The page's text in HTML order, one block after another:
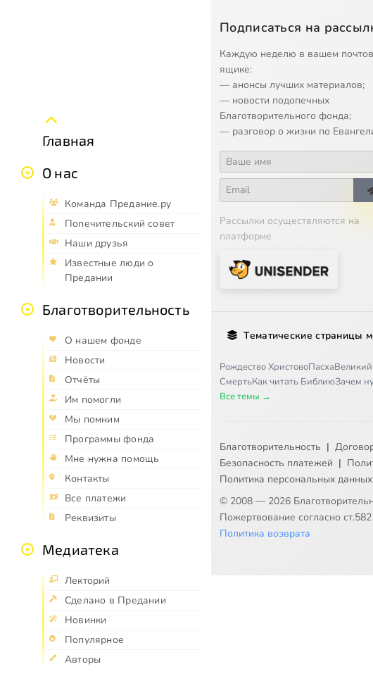
Главная
О нас
Команда Предание.ру
Попечительский совет
Наши друзья
Известные люди о
Предании
Благотворительность
О нашем фонде
Новости
Отчёты
Им помогли
Мы помним
Программы фонда
Мне нужна помощь
Контакты
Все платежи
Реквизиты
Медиатека
Лекторий
Сделано в Предании
Новинки
Популярное
Авторы
Подписаться на
Каждую неделю в вашем
ящике:
— анонсы лучших материалов;
— новости подопечных
Благотворительного фонда;
— разговор о жизни по
Рассылки осуществляются на
платформе
Тематические страницы
Рождество ХристовоПасхаВеликий
СмертьКак читать БиблиюЗачем
Все темы →
Благотворительность |
Безопасность платежей |
Политика персональных данных
© 2008 — 2026
Пожертвование согласно
Политика возврата